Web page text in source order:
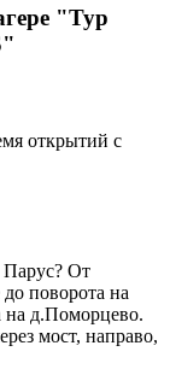
"Тур
открытий с
Парус? От
поворота на
на д.Поморцево.
мост, направо,